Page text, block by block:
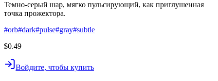
Темно-серый шар, мягко пульсирующий, как приглушенная
точка прожектора.
#orb#dark#pulse#gray#subtle
$0.49
Войдите, чтобы купить